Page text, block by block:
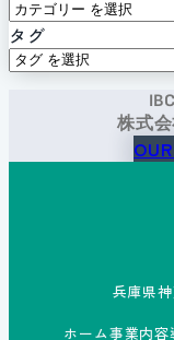
タグ
株式
兵庫県
ホーム事業内容